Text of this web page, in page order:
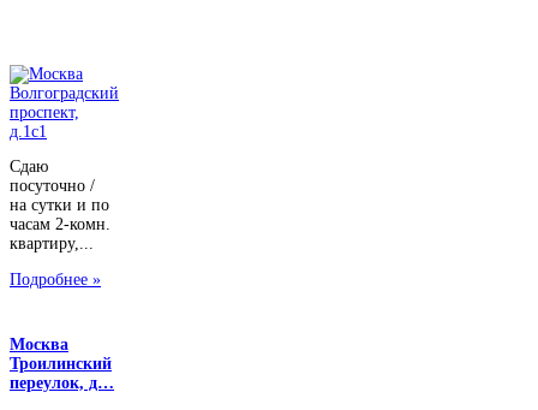
Сдаю
посуточно /
на сутки и по
часам 2-комн.
квартиру,...
Подробнее »
Москва
Троилинский
переулок, д…